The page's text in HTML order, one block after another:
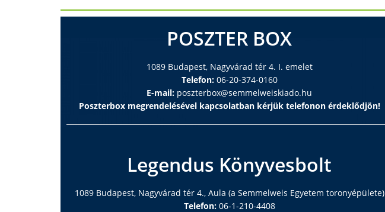
POSZTER BOX
1089 Budapest, Nagyvárad tér 4. I. emelet
Telefon:06-20-374-0160
E-mail: poszterbox@semmelweiskiado.hu
Poszterbox megrendelésével kapcsolatban kérjük telefonon érdeklődjön!
Legendus Könyvesbolt
1089 Budapest, Nagyvárad tér 4., Aula (a Semmelweis Egyetem toronyépülete)
Telefon:06-1-210-4408